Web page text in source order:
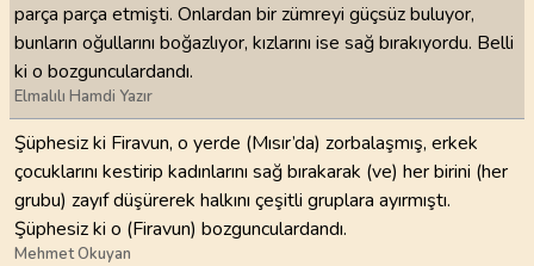
parça parça etmişti. Onlardan bir zümreyi güçsüz buluyor,
bunların oğullarını boğazlıyor, kızlarını ise sağ bırakıyordu. Belli
ki o bozgunculardandı.
Elmalılı Hamdi Yazır
Şüphesiz ki Firavun, o yerde (Mısır’da) zorbalaşmış, erkek
çocuklarını kestirip kadınlarını sağ bırakarak (ve) her birini (her
grubu) zayıf düşürerek halkını çeşitli gruplara ayırmıştı.
Şüphesiz ki o (Firavun) bozgunculardandı.
Mehmet Okuyan